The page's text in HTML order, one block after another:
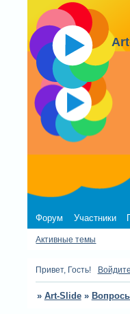
Форум Участники
Активные темы
Привет, Гость! Войдите
» Art-Slide »